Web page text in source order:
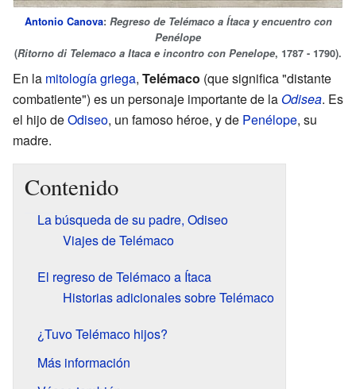
Antonio Canova: Regreso de Telémaco a Ítaca y encuentro con
Penélope
(Ritorno di Telemaco a Itaca e incontro con Penelope, 1787 - 1790).
En la mitología griega, Telémaco (que significa "distante
combatiente") es un personaje importante de laOdisea. Es
el hijo deOdiseo, un famoso héroe, y de Penélope, su
madre.
Contenido
La búsqueda de su padre, Odiseo
Viajes de Telémaco
El regreso de Telémaco a Ítaca
Historias adicionales sobre Telémaco
¿Tuvo Telémaco hijos?
Más información